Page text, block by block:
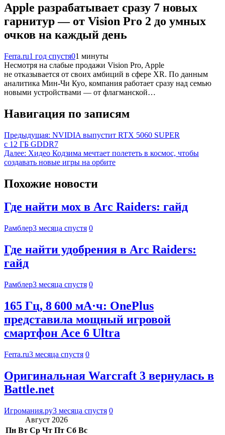
Apple разрабатывает сразу 7 новых
гарнитур — от Vision Pro 2 до умных
очков на каждый день
Ferra.ru1 год спустя01 минуты
Несмотря на слабые продажи Vision Pro, Apple
не отказывается от своих амбиций в сфере XR. По данным
аналитика Мин-Чи Куо, компания работает сразу над семью
новыми устройствами — от флагманской…
Навигация по записям
Предыдущая: NVIDIA выпустит RTX 5060 SUPER
с 12 ГБ GDDR7
Далее: Хидео Кодзима мечтает полететь в космос, чтобы
создавать новые игры на орбите
Похожие новости
Где найти мох в Arc Raiders: гайд
Рамблер3 месяца спустя 0
Где найти удобрения в Arc Raiders:
гайд
Рамблер3 месяца спустя 0
165 Гц, 8 600 мА·ч: OnePlus
представила мощный игровой
смартфон Ace 6 Ultra
Ferra.ru3 месяца спустя 0
Оригинальная Warcraft 3 вернулась в
Battle.net
Игромания.ру3 месяца спустя 0
Август 2026
Пн Вт Ср Чт Пт Сб Вс